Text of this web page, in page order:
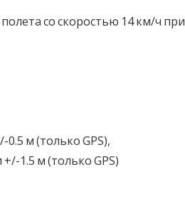
со скоростью 14 км/ч при
м (только GPS),
1.5 м (только GPS)